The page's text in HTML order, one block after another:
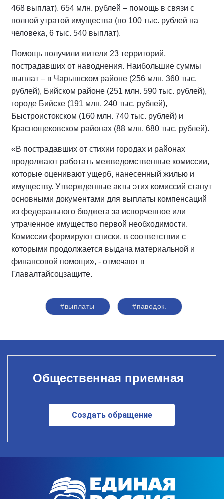
468 выплат). 654 млн. рублей – помощь в связи с
полной утратой имущества (по 100 тыс. рублей на
человека, 6 тыс. 540 выплат).
Помощь получили жители 23 территорий,
пострадавших от наводнения. Наибольшие суммы
выплат – в Чарышском районе (256 млн. 360 тыс.
рублей), Бийском районе (251 млн. 590 тыс. рублей),
городе Бийске (191 млн. 240 тыс. рублей),
Быстроистокском (160 млн. 740 тыс. рублей) и
Краснощековском районах (88 млн. 680 тыс. рублей).
«В пострадавших от стихии городах и районах
продолжают работать межведомственные комиссии,
которые оценивают ущерб, нанесенный жилью и
имуществу. Утвержденные акты этих комиссий станут
основными документами для выплаты компенсаций
из федерального бюджета за испорченное или
утраченное имущество первой необходимости.
Комиссии формируют списки, в соответствии с
которыми продолжается выдача материальной и
финансовой помощи», - отмечают в
Главалтайсоцзащите.
#выплаты #паводок.
Общественная приемная
Создать обращение